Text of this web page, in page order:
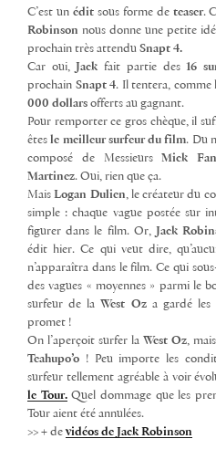
C’est un éditsous forme de teaser.
Robinson nous donne une petite
prochain très attendu Snapt 4.
Car oui,
Jack fait partie des16
prochain Snapt 4. Il tentera, comme
000 dollars offerts au gagnant.
Pour remporter ce gros chèque, il
êtesle meilleur surfeur du film. Du
composé de MessieursMick
Martinez. Oui, rien que ça.
Mais Logan Dulien, le créateur du
simple : chaque vague postée sur
figurer dans le film. Or,
Jack
édit hier. Ce qui veut dire,
n’apparaîtra dans le film. Ce qui
des vagues « moyennes » parmi le
surfeur de la West Oza gardé les
promet !
On l’aperçoit surfer la West Oz,
Teahupo’o ! Peu importe les
surfeur tellement agréable à voir
le Tour.Quel dommage que les
Tour aient été annulées.
>> + de vidéos de Jack Robinson